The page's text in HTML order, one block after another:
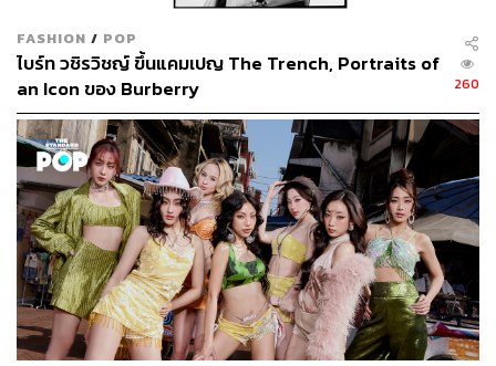
FASHION / POP
ไบร์ท วชิรวิชญ์ ขึ้นแคมเปญ The Trench, Portraits of
an Icon ของ Burberry
260